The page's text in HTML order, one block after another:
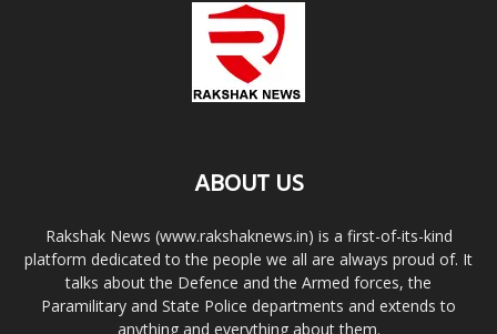
ABOUT US
Rakshak News (www.rakshaknews.in) is a first-of-its-kind
platform dedicated to the people we all are always proud of. It
talks about the Defence and the Armed forces, the
Paramilitary and State Police departments and extends to
anything and everything about them.